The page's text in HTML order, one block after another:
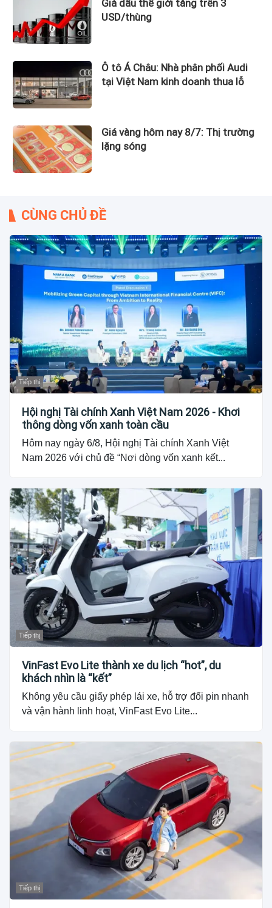
Giá dầu thế giới tăng trên 3
USD/thùng
Ô tô Á Châu: Nhà phân phối Audi
tại Việt Nam kinh doanh thua lỗ
Giá vàng hôm nay 8/7: Thị trường
lặng sóng
CÙNG CHỦ ĐỀ
Tiếp thị
Hội nghị Tài chính Xanh Việt Nam 2026 - Khơi
thông dòng vốn xanh toàn cầu
Hôm nay ngày 6/8, Hội nghị Tài chính Xanh Việt
Nam 2026 với chủ đề “Nơi dòng vốn xanh kết...
Tiếp thị
VinFast Evo Lite thành xe du lịch “hot”, du
khách nhìn là “kết”
Không yêu cầu giấy phép lái xe, hỗ trợ đổi pin nhanh
và vận hành linh hoạt, VinFast Evo Lite...
Tiếp thị